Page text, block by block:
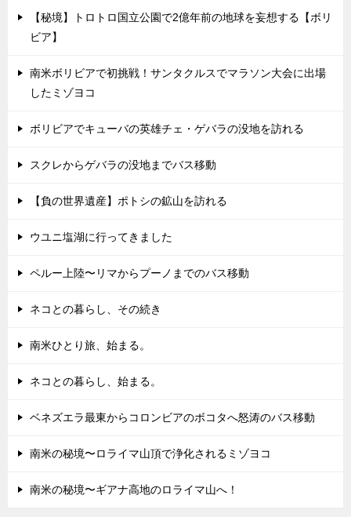
【秘境】トロトロ国立公園で2億年前の地球を妄想する【ボリ
ビア】
南米ボリビアで初挑戦！サンタクルスでマラソン大会に出場
したミゾヨコ
ボリビアでキューバの英雄チェ・ゲバラの没地を訪れる
スクレからゲバラの没地までバス移動
【負の世界遺産】ポトシの鉱山を訪れる
ウユニ塩湖に行ってきました
ペルー上陸〜リマからプーノまでのバス移動
ネコとの暮らし、その続き
南米ひとり旅、始まる。
ネコとの暮らし、始まる。
ベネズエラ最東からコロンビアのボコタへ怒涛のバス移動
南米の秘境〜ロライマ山頂で浄化されるミゾヨコ
南米の秘境〜ギアナ高地のロライマ山へ！